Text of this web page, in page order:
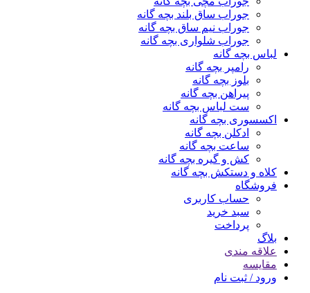
جوراب ساق بلند بچه گانه
جوراب نیم ساق بچه گانه
جوراب شلواری بچه گانه
لباس بچه گانه
رامپر بچه گانه
بلوز بچه گانه
پیراهن بچه گانه
ست لباس بچه گانه
اکسسوری بچه گانه
ادکلن بچه گانه
ساعت بچه گانه
کش و گیره بچه گانه
کلاه و دستکش بچه گانه
فروشگاه
حساب کاربری
سبد خرید
پرداخت
بلاگ
علاقه مندی
مقایسه
ورود / ثبت نام